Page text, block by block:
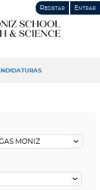
Registar Entrar